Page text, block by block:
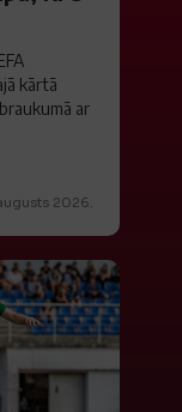
kārtā
ar
2026.